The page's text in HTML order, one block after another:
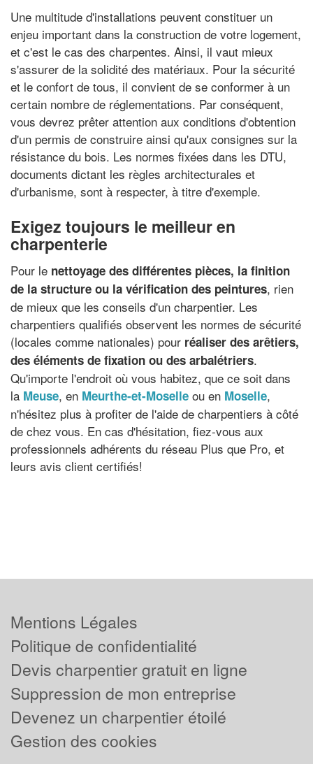
Une multitude d'installations peuvent constituer un
enjeu important dans la construction de votre logement,
et c'est le cas des charpentes. Ainsi, il vaut mieux
s'assurer de la solidité des matériaux. Pour la sécurité
et le confort de tous, il convient de se conformer à un
certain nombre de réglementations. Par conséquent,
vous devrez prêter attention aux conditions d'obtention
d'un permis de construire ainsi qu'aux consignes sur la
résistance du bois. Les normes fixées dans les DTU,
documents dictant les règles architecturales et
d'urbanisme, sont à respecter, à titre d'exemple.
Exigez toujours le meilleur en
charpenterie
Pour le nettoyage des différentes pièces, la finition
de la structure ou la vérification des peintures, rien
de mieux que les conseils d'un charpentier. Les
charpentiers qualifiés observent les normes de sécurité
(locales comme nationales) pour réaliser des arêtiers,
des éléments de fixation ou des arbalétriers.
Qu'importe l'endroit où vous habitez, que ce soit dans
la Meuse, en Meurthe-et-Moselle ou en Moselle,
n'hésitez plus à profiter de l'aide de charpentiers à côté
de chez vous. En cas d'hésitation, fiez-vous aux
professionnels adhérents du réseau Plus que Pro, et
leurs avis client certifiés!
Mentions Légales
Politique de confidentialité
Devis charpentier gratuit en ligne
Suppression de mon entreprise
Devenez un charpentier étoilé
Gestion des cookies